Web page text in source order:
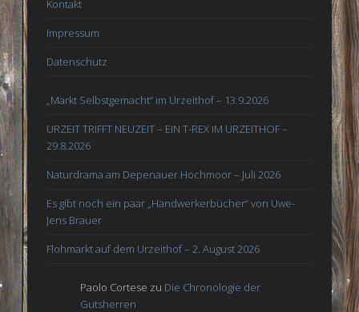
Kontakt
Impressum
Datenschutz
„Markt Selbstgemacht“ im Urzeithof – 13.9.2026
URZEIT TRIFFT NEUZEIT – EIN T-REX IM URZEITHOF –
29.8.2026
Naturdrama am Depenauer Hochmoor – Juli 2026
Es gibt noch ein paar „Handwerkerbücher“ von Uwe-
Jens Brauer
Flohmarkt auf dem Urzeithof – 2. August 2026
Paolo Cortese zu Die Chronologie der
Gutsherren